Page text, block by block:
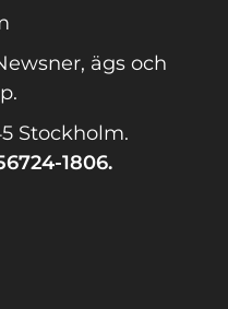
ägs och
Stockholm.
1806.